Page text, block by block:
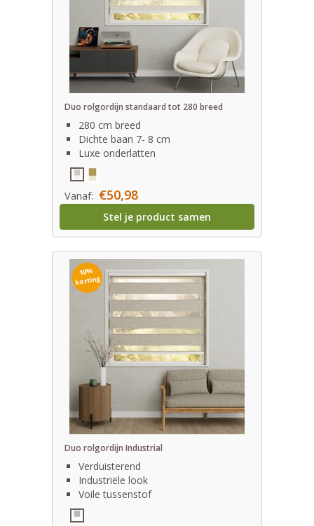
Duo rolgordijn standaard tot 280 breed
280 cm breed
Dichte baan 7- 8 cm
Luxe onderlatten
Vanaf: €50,98
Stel je product samen
10%
korting
Duo rolgordijn Industrial
Verduisterend
Industriële look
Voile tussenstof